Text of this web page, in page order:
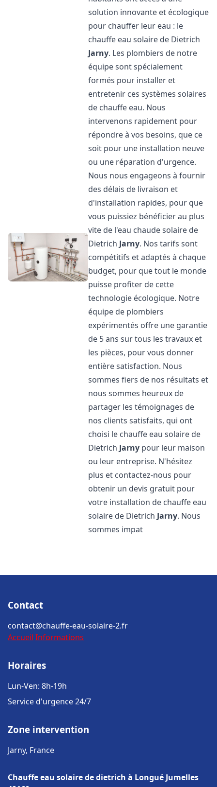
solution innovante et écologique
pour chauffer leur eau : le
chauffe eau solaire de Dietrich
Jarny. Les plombiers de notre
équipe sont spécialement
formés pour installer et
entretenir ces systèmes solaires
de chauffe eau. Nous
intervenons rapidement pour
répondre à vos besoins, que ce
soit pour une installation neuve
ou une réparation d'urgence.
Nous nous engageons à fournir
des délais de livraison et
d'installation rapides, pour que
vous puissiez bénéficier au plus
vite de l'eau chaude solaire de
Dietrich Jarny. Nos tarifs sont
compétitifs et adaptés à chaque
budget, pour que tout le monde
puisse profiter de cette
technologie écologique. Notre
équipe de plombiers
expérimentés offre une garantie
de 5 ans sur tous les travaux et
les pièces, pour vous donner
entière satisfaction. Nous
sommes fiers de nos résultats et
nous sommes heureux de
partager les témoignages de
nos clients satisfaits, qui ont
choisi le chauffe eau solaire de
Dietrich Jarny pour leur maison
ou leur entreprise. N'hésitez
plus et contactez-nous pour
obtenir un devis gratuit pour
votre installation de chauffe eau
solaire de Dietrich Jarny. Nous
sommes impat
Contact
contact@chauffe-eau-solaire-2.fr
Accueil Informations
Horaires
Lun-Ven: 8h-19h
Service d'urgence 24/7
Zone intervention
Jarny, France
Chauffe eau solaire de dietrich à Longué Jumelles